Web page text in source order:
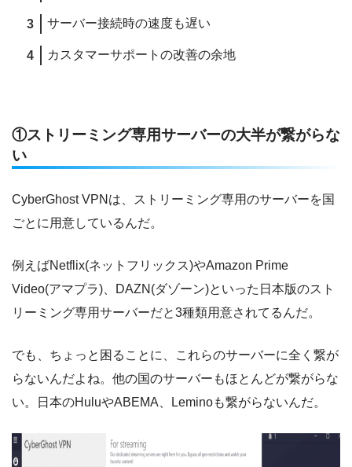
サーバー接続時の速度も遅い
カスタマーサポートの改善の余地
①ストリーミング専用サーバーの大半が繋がらな
い
CyberGhost VPNは、ストリーミング専用のサーバーを国
ごとに用意しているんだ。
例えばNetflix(ネットフリックス)やAmazon Prime
Video(アマプラ)、DAZN(ダゾーン)といった日本版のスト
リーミング専用サーバーだと3種類用意されてるんだ。
でも、ちょっと困ることに、これらのサーバーに全く繋が
らないんだよね。他の国のサーバーもほとんどが繋がらな
い。日本のHuluやABEMA、Leminoも繋がらないんだ。